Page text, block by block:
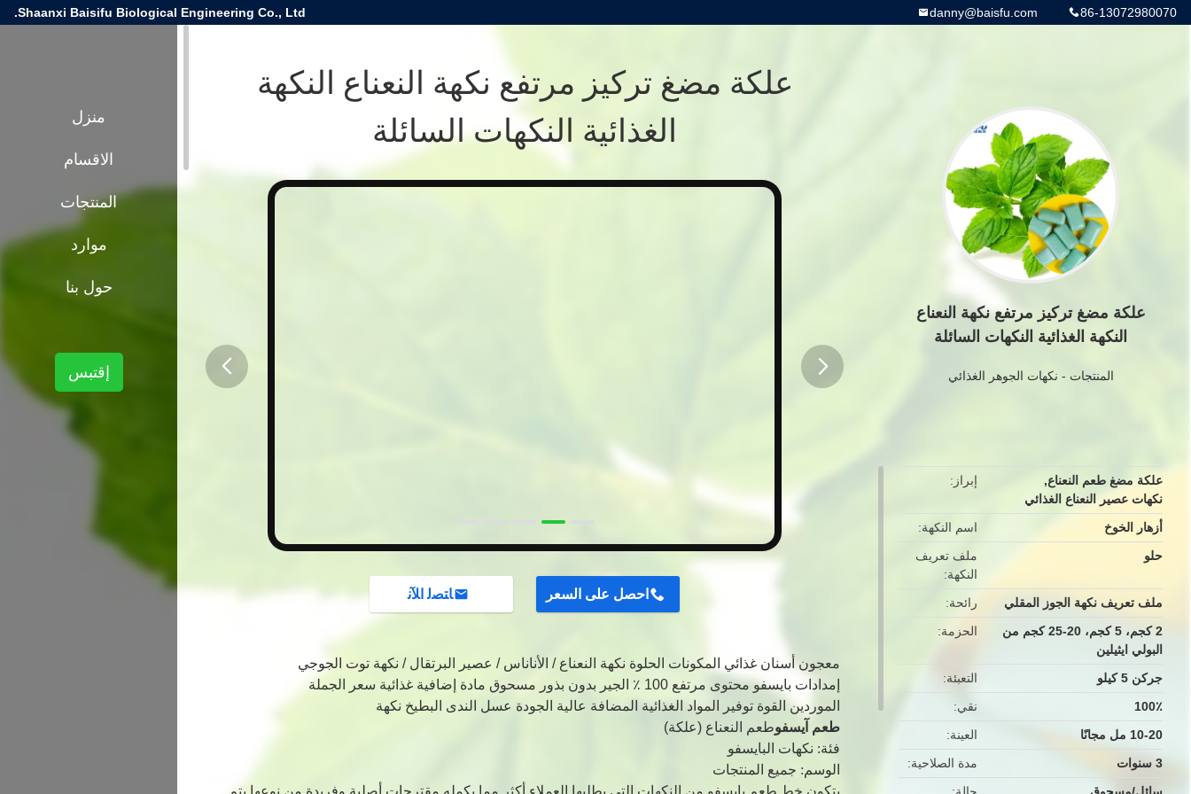
Shaanxi Baisifu Biological Engineering Co., Ltd. 86-13072980070
danny@baisfu.com
علكة مضغ تركيز مرتفع نكهة النعناع
النكهة الغذائية النكهات السائلة
المنتجات - نكهات الجوهر الغذائي
إبراز علكة مضغ طعم النعناع,
نكهات عصير النعناع الغذائي
اسم النكهة
أزهار الخوخ
ملف تعريف
النكهة
حلو
رائحة
ملف تعريف نكهة الجوز المقلي
الحزمة
2 كجم، 5 كجم، 20-25 كجم من
البولي ايثيلين
التعبئة
جركن 5 كيلو
نقي
100٪
العينة
10-20 مل مجانًا
مدة الصلاحية
3 سنوات
علكة مضغ تركيز مرتفع نكهة النعناع النكهة
الغذائية النكهات السائلة
احصل على السعر ﺎﺘﺼﻟ ﺍﻶﻧ
معجون أسنان غذائي المكونات الحلوة نكهة النعناع / الأناناس / عصير البرتقال / نكهة توت الجوجي
إمدادات بايسفو محتوى مرتفع 100 ٪ الجير بدون بذور مسحوق مادة إضافية غذائية سعر الجملة
الموردين القوة توفير المواد الغذائية المضافة عالية الجودة عسل الندى البطيخ نكهة
طعم آيسفوطعم النعناع (علكة)
فئة: نكهات البايسفو
الوسم: جميع المنتجات
منزل
الاقسام
المنتجات
موارد
حول بنا
إقتبس